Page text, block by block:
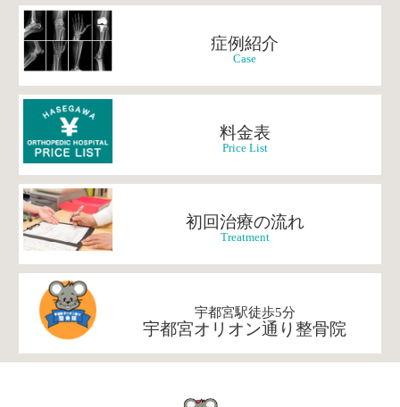
症例紹介
Case
料金表
Price List
初回治療の流れ
Treatment
宇都宮駅徒歩5分
宇都宮オリオン通り整骨院